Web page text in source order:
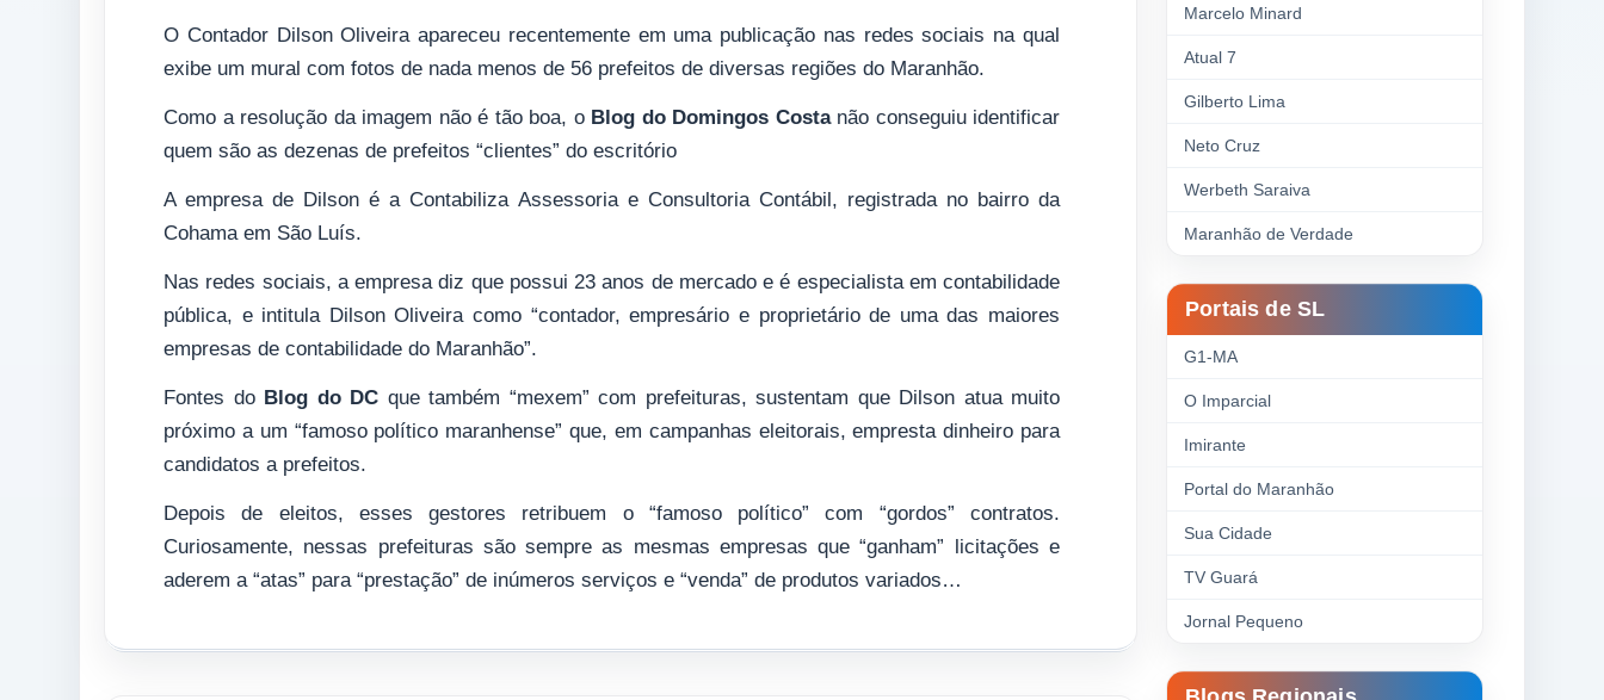
O Contador Dilson Oliveira apareceu recentemente em uma publicação nas redes sociais na qual
exibe um mural com fotos de nada menos de 56 prefeitos de diversas regiões do Maranhão.
Como a resolução da imagem não é tão boa, o Blog do Domingos Costanão conseguiu identificar
quem são as dezenas de prefeitos “clientes” do escritório
A empresa de Dilson é a Contabiliza Assessoria e Consultoria Contábil, registrada no bairro da
Cohama em São Luís.
Nas redes sociais, a empresa diz que possui 23 anos de mercado e é especialista em contabilidade
pública, e intitula Dilson Oliveira como “contador, empresário e proprietário de uma das maiores
empresas de contabilidade do Maranhão”.
Fontes do Blog do DC que também “mexem” com prefeituras, sustentam que Dilson atua muito
próximo a um “famoso político maranhense” que, em campanhas eleitorais, empresta dinheiro para
candidatos a prefeitos.
Depois de eleitos, esses gestores retribuem o “famoso político” com “gordos” contratos.
Curiosamente, nessas prefeituras são sempre as mesmas empresas que “ganham” licitações e
aderem a “atas” para “prestação” de inúmeros serviços e “venda” de produtos variados…
Marcelo Minard
Atual 7
Gilberto Lima
Neto Cruz
Werbeth Saraiva
Maranhão de Verdade
Portais de SL
G1-MA
O Imparcial
Imirante
Portal do Maranhão
Sua Cidade
TV Guará
Jornal Pequeno